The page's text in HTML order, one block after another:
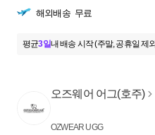
해외배송 무료
평균3일내 배송 시작 (주말, 공휴일 제
오즈웨어 어그(호주)
OZWEAR UGG